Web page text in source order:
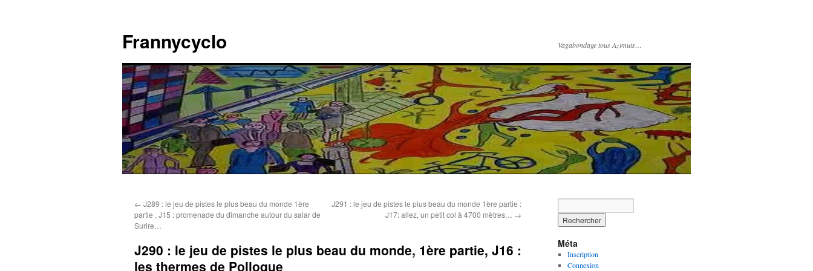
contenu
Frannycyclo Vagabondage tous Azimuts…
← J289 : le jeu de pistes le plus beau du monde 1ère
partie , J15 : promenade du dimanche autour du salar de
Surire…
J291 : le jeu de pistes le plus beau du monde 1ère partie :
J17: allez, un petit col à 4700 mètres… →
J290 : le jeu de pistes le plus beau du monde, 1ère partie, J16 :
les thermes de Polloque
Méta
Inscription
Connexion